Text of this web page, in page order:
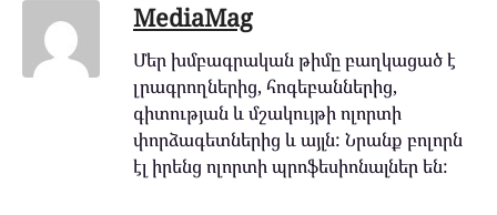
MediaMag
Մեր խմբագրական թիմը բաղկացած է
լրագրողներից, հոգեբաններից,
գիտության և մշակույթի ոլորտի
փորձագետներից և այլն: Նրանք բոլորն
էլ իրենց ոլորտի պրոֆեսիոնալներ են: